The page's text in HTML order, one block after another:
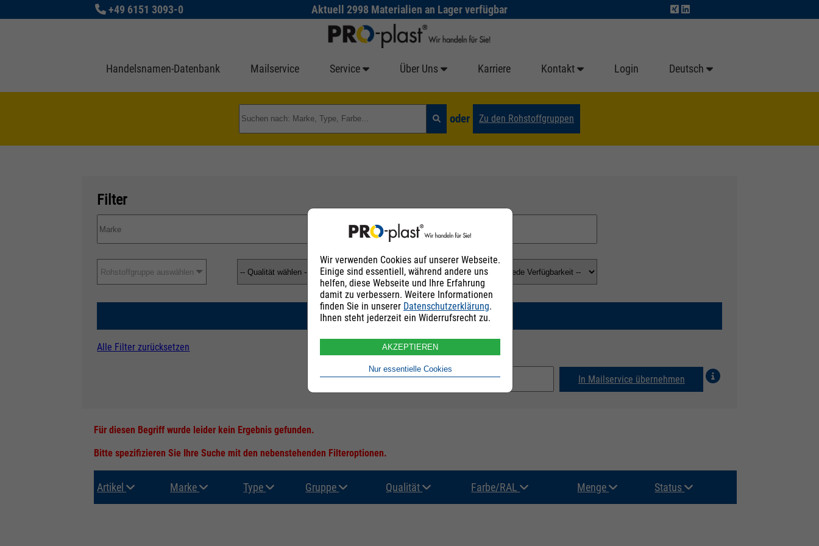
+49 6151 3093-0 Aktuell 2998 Materialien an Lager verfügbar
Handelsnamen-Datenbank Mailservice Service Über Uns Karriere Kontakt Login Deutsch
oder Zu den Rohstoffgruppen
Filter
Rohstoffgruppe auswählen
SUCHEN
Alle Filter zurücksetzen
In Mailservice übernehmen
Für diesen Begriff wurde leider kein Ergebnis gefunden.
Bitte spezifizieren Sie Ihre Suche mit den nebenstehenden Filteroptionen.
Artikel Marke Type Gruppe Qualität Farbe/RAL Menge Status
Wir verwenden Cookies auf unserer Webseite.
Einige sind essentiell, während andere uns
helfen, diese Webseite und Ihre Erfahrung
damit zu verbessern. Weitere Informationen
finden Sie in unserer Datenschutzerklärung.
Ihnen steht jederzeit ein Widerrufsrecht zu.
AKZEPTIEREN
Nur essentielle Cookies